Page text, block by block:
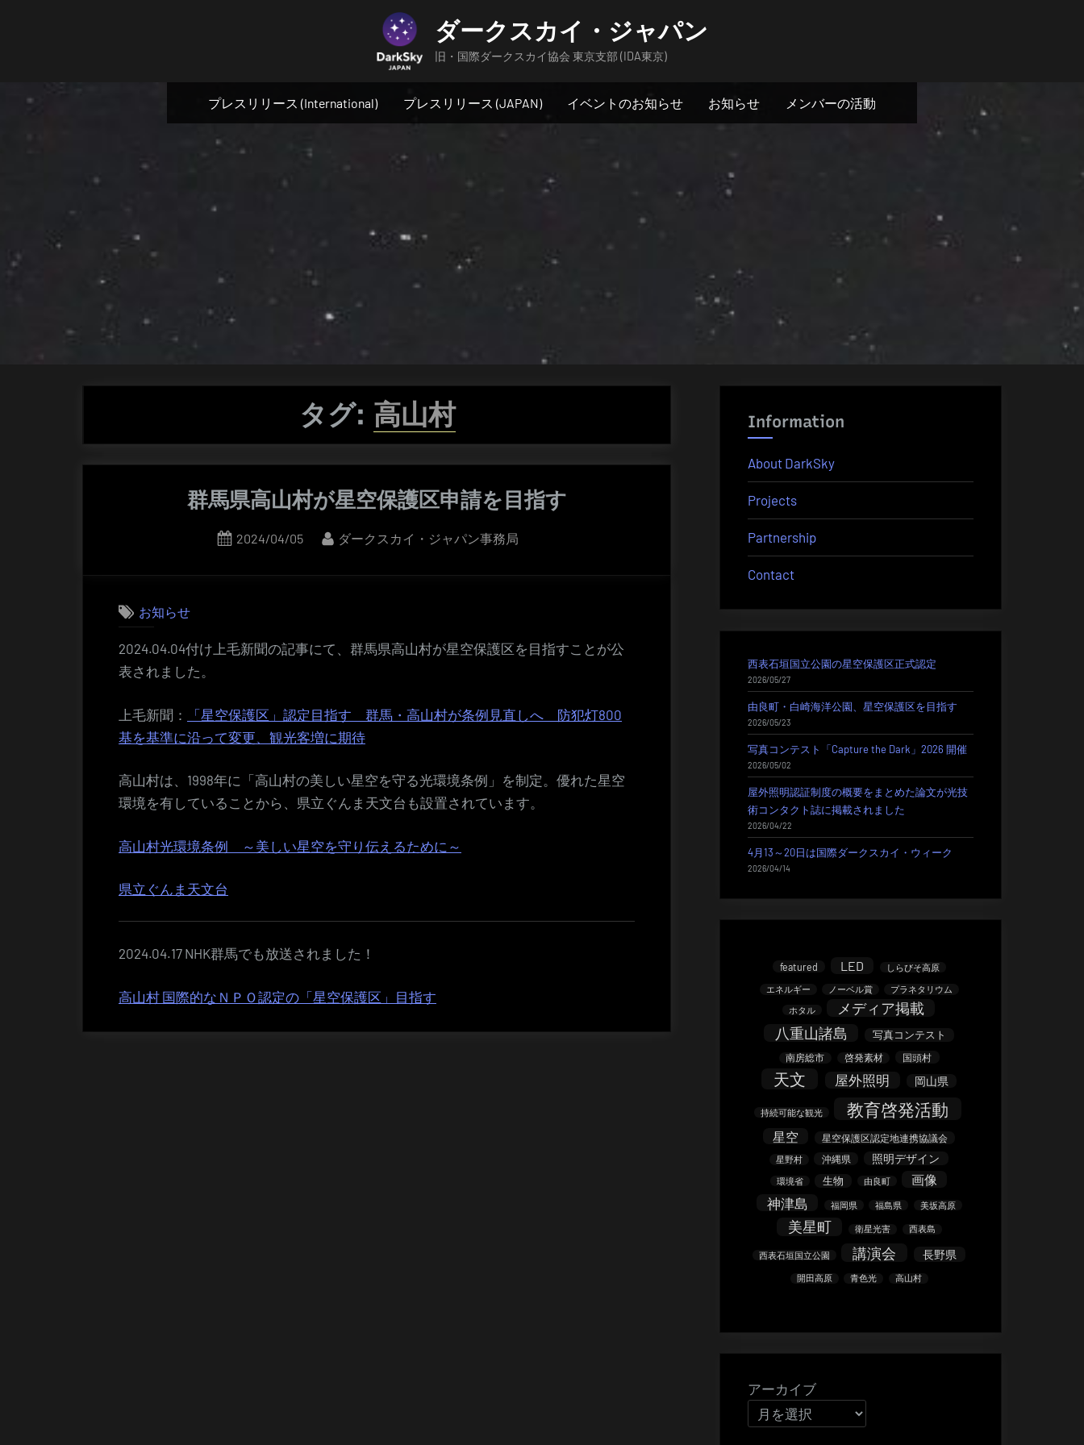
ダークスカイ・ジャパン
旧・国際ダークスカイ協会 東京支部 (IDA東京)
プレスリリース (International) プレスリリース (JAPAN) イベントのお知らせ お知らせ メンバーの活動
タグ: 高山村
群馬県高山村が星空保護区申請を目指す
Posted
2024/04/05 By
ダークスカイ・ジャパン事務局
お知らせ
2024.04.04付け上毛新聞の記事にて、群馬県高山村が星空保護区を目指すことが公
表されました。
上毛新聞：
「星空保護区」認定目指す 群馬・高山村が条例見直しへ 防犯灯800
基を基準に沿って変更、観光客増に期待
高山村は、1998年に「高山村の美しい星空を守る光環境条例」を制定。優れた星空
環境を有していることから、県立ぐんま天文台も設置されています。
高山村光環境条例 ～美しい星空を守り伝えるために～
県立ぐんま天文台
2024.04.17 NHK群馬でも放送されました！
高山村 国際的なＮＰＯ認定の「星空保護区」目指す
Information
About DarkSky
Projects
Partnership
Contact
西表石垣国立公園の星空保護区正式認定
2026/05/27
由良町・白崎海洋公園、星空保護区を目指す
2026/05/23
写真コンテスト「Capture the Dark」2026 開催
2026/05/02
屋外照明認証制度の概要をまとめた論文が光技
術コンタクト誌に掲載されました
2026/04/22
4月13～20日は国際ダークスカイ・ウィーク
2026/04/14
featured LED しらびそ高原
エネルギー ノーベル賞
プラネタリウム
ホタル
メディア掲載
八重山諸島
写真コンテスト
南房総市 啓発素材 国頭村
天文 屋外照明 岡山県
持続可能な観光 教育啓発活動
星空 星空保護区認定地連携協議会
星野村 沖縄県 照明デザイン
環境省 生物 由良町 画像
神津島 福岡県 福島県 美坂高原
美星町 衛星光害 西表島
西表石垣国立公園 講演会 長野県
開田高原 青色光 高山村
アーカイブ